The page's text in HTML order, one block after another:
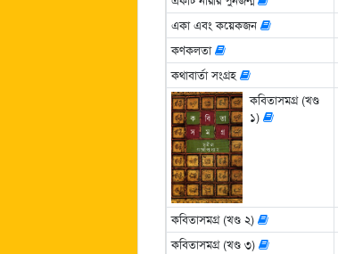
একা এবং কয়েকজন
কণকলতা
কথাবার্তা সংগ্রহ
কবিতাসমগ্র (খণ্ড
১)
কবিতাসমগ্র (খণ্ড ২)
কবিতাসমগ্র (খণ্ড ৩)